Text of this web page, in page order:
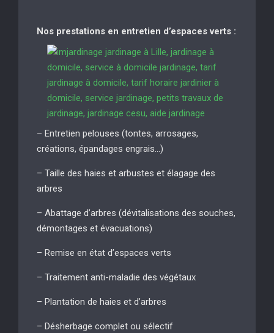
Nos prestations en entretien d’espaces verts :
– Entretien pelouses (tontes, arrosages,
créations, épandages engrais…)
– Taille des haies et arbustes et élagage des
arbres
– Abattage d’arbres (dévitalisations des souches,
démontages et évacuations)
– Remise en état d’espaces verts
– Traitement anti-maladie des végétaux
– Plantation de haies et d’arbres
– Désherbage complet ou sélectif